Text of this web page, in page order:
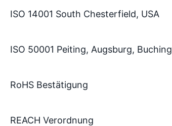
ISO 14001 South Chesterfield, USA
ISO 50001 Peiting, Augsburg, Buching
RoHS Bestätigung
REACH Verordnung